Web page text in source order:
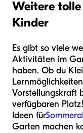
Weitere
Kinder
Es gibt so viele
Aktivitäten im
haben. Ob du
Vorstellungskraft
verfügbaren
Ideen für
Garten machen